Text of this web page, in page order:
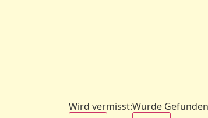
Wird vermisst:Wurde Gefunden